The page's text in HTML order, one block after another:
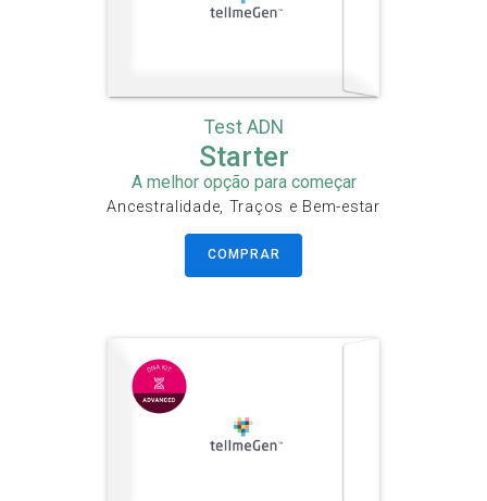
Test ADN
Starter
A melhor opção para começar
Ancestralidade, Traços e Bem-estar
COMPRAR